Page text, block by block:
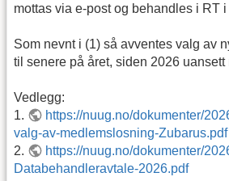
mottas via e-post og behandles i RT
Som nevnt i (1) så avventes valg av
til senere på året, siden 2026
Vedlegg:
1.
https://nuug.no/dokumenter/
valg-av-medlemslosning-Zubarus.pdf
2.
https://nuug.no/dokumenter/
Databehandleravtale-2026.pdf